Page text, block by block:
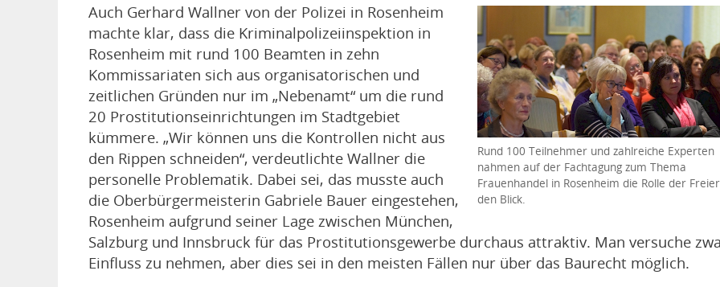
Rund 100 Teilnehmer und zahlreiche Experten
nahmen auf der Fachtagung zum Thema
Frauenhandel in Rosenheim die Rolle der
den Blick.
Auch Gerhard Wallner von der Polizei in Rosenheim
machte klar, dass die Kriminalpolizeiinspektion in
Rosenheim mit rund 100 Beamten in zehn
Kommissariaten sich aus organisatorischen und
zeitlichen Gründen nur im „Nebenamt“ um die rund
20 Prostitutionseinrichtungen im Stadtgebiet
kümmere. „Wir können uns die Kontrollen nicht aus
den Rippen schneiden“, verdeutlichte Wallner die
personelle Problematik. Dabei sei, das musste auch
die Oberbürgermeisterin Gabriele Bauer eingestehen,
Rosenheim aufgrund seiner Lage zwischen München,
Salzburg und Innsbruck für das Prostitutionsgewerbe durchaus attraktiv. Man versuche
Einfluss zu nehmen, aber dies sei in den meisten Fällen nur über das Baurecht möglich.